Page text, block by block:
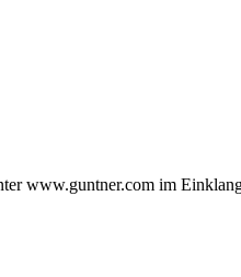
www.guntner.com im